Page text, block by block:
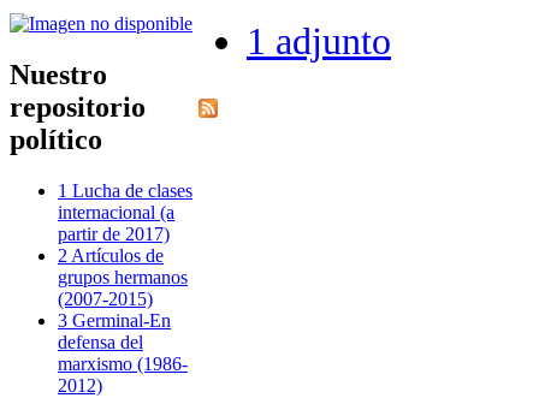
Nuestro
repositorio
político
1 Lucha de clases
internacional (a
partir de 2017)
2 Artículos de
grupos hermanos
(2007-2015)
3 Germinal-En
defensa del
marxismo (1986-
2012)
1 adjunto